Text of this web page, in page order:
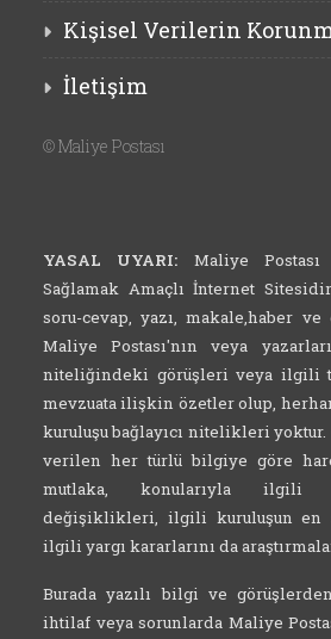
Kişisel Verilerin
İletişim
©Maliye Postası
YASAL UYARI: Maliye Postası
Sağlamak Amaçlı İnternet
soru-cevap, yazı, makale,haber
Maliye Postası'nın veya
niteliğindeki görüşleri veya ilgili
mevzuata ilişkin özetler olup,
kuruluşu bağlayıcı nitelikleri yoktur.
verilen her türlü bilgiye göre
mutlaka, konularıyla ilgili
değişiklikleri, ilgili kuruluşun en
ilgili yargı kararlarını da
Burada yazılı bilgi ve
ihtilaf veya sorunlarda Maliye